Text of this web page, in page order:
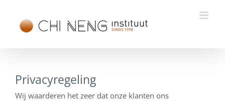
inhoud
Privacyregeling
Wij waarderen het zeer dat onze klanten ons